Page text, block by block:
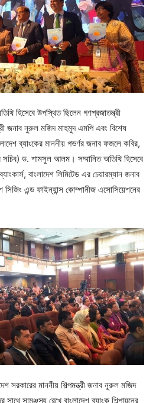
হিসেবে উপস্থিত ছিলেন গণপ্রজাতন্ত্রী
জনাব নুরুল মজিদ মাহমুদ এমপি এবং বিশেষ
ব্যাংকের মাননীয় গভর্ণর জনাব ফজলে কবির,
সচিব) ড. শামসুল আলম। সম্মানিত অতিথি হিসেবে
বাংলাদেশ লিমিটেড এর চেয়ারম্যান জনাব
এন্ড ফাইন্যান্স কোম্পানীজ এসোসিয়েশনের
সরকারের মাননীয় শিল্পমন্ত্রী জনাব নূরুল মজিদ
সামঞ্জস্য রেখে বাংলাদেশ ব্যাংক শিল্পায়নের